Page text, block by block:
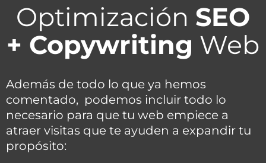
Optimización SEO
+ Copywriting Web
Además de todo lo que ya hemos
comentado, podemos incluir todo lo
necesario para que tu web empiece a
atraer visitas que te ayuden a expandir tu
propósito: